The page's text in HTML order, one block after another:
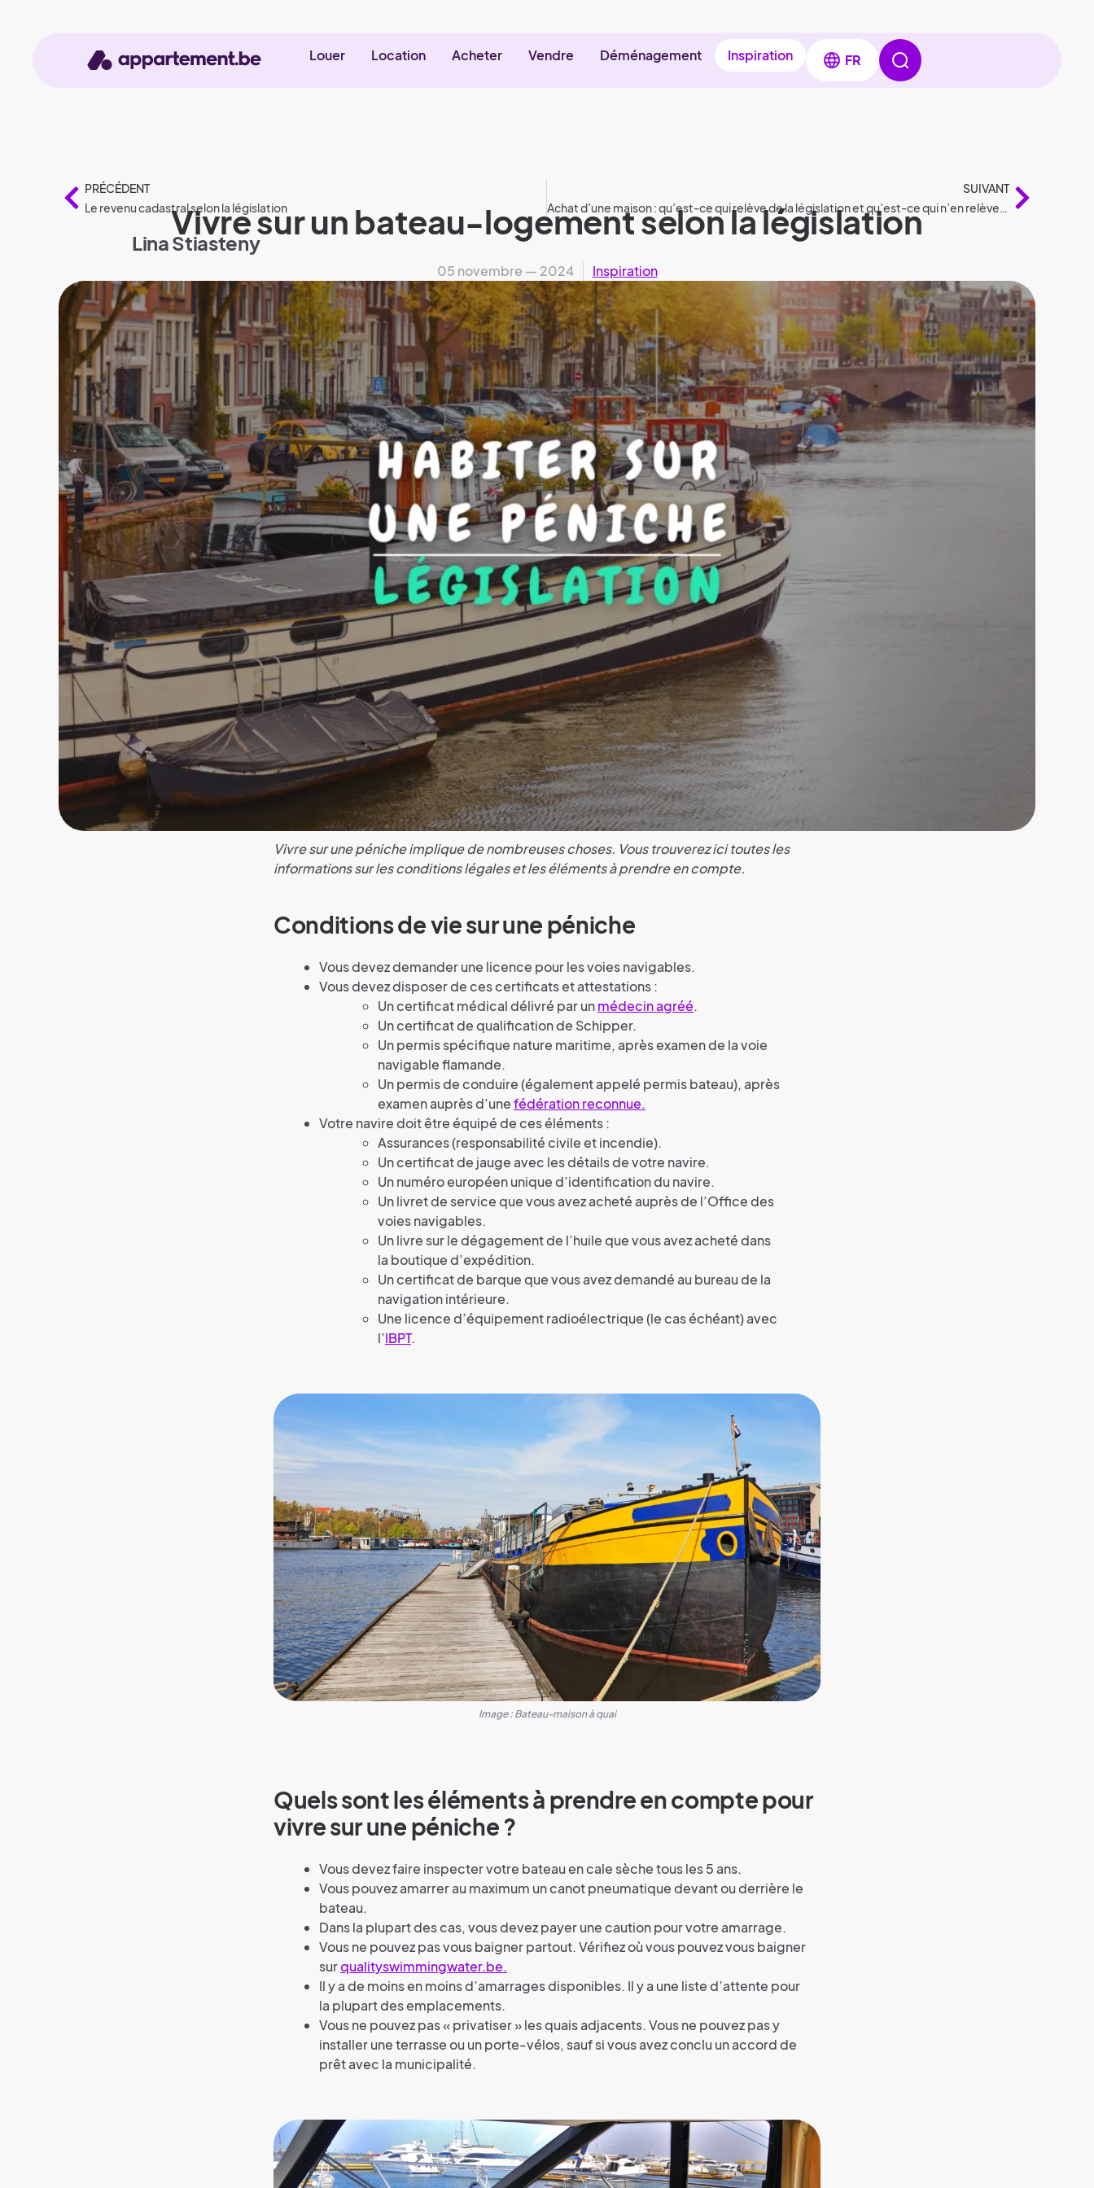
Louer Location Acheter Vendre Déménagement Inspiration FR
PRÉCÉDENT
Le revenu cadastral selon la législation
SUIVANT
Achat d’une maison : qu’est-ce qui relève de la législation et qu’est-ce qui n’en relève pas ?
Vivre sur un bateau-logement selon la législation
Lina Stiasteny
05 novembre — 2024 Inspiration
Vivre sur une péniche implique de nombreuses choses. Vous trouverez ici toutes les
informations sur les conditions légales et les éléments à prendre en compte.
Conditions de vie sur une péniche
Vous devez demander une licence pour les voies navigables.
Vous devez disposer de ces certificats et attestations :
Un certificat médical délivré par unmédecin agréé.
Un certificat de qualification de Schipper.
Un permis spécifique nature maritime, après examen de la voie
navigable flamande.
Un permis de conduire (également appelé permis bateau), après
examen auprès d’unefédération reconnue.
Votre navire doit être équipé de ces éléments :
Assurances (responsabilité civile et incendie).
Un certificat de jauge avec les détails de votre navire.
Un numéro européen unique d’identification du navire.
Un livret de service que vous avez acheté auprès de l’Office des
voies navigables.
Un livre sur le dégagement de l’huile que vous avez acheté dans
la boutique d’expédition.
Un certificat de barque que vous avez demandé au bureau de la
navigation intérieure.
Une licence d’équipement radioélectrique (le cas échéant) avec
l’IBPT.
Image : Bateau-maison à quai
Quels sont les éléments à prendre en compte pour
vivre sur une péniche ?
Vous devez faire inspecter votre bateau en cale sèche tous les 5 ans.
Vous pouvez amarrer au maximum un canot pneumatique devant ou derrière le
bateau.
Dans la plupart des cas, vous devez payer une caution pour votre amarrage.
Vous ne pouvez pas vous baigner partout. Vérifiez où vous pouvez vous baigner
surqualityswimmingwater.be.
Il y a de moins en moins d’amarrages disponibles. Il y a une liste d’attente pour
la plupart des emplacements.
Vous ne pouvez pas « privatiser » les quais adjacents. Vous ne pouvez pas y
installer une terrasse ou un porte-vélos, sauf si vous avez conclu un accord de
prêt avec la municipalité.